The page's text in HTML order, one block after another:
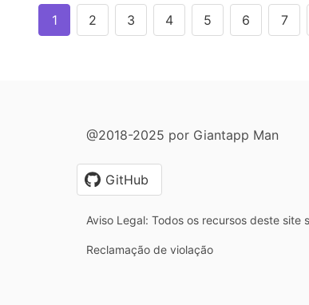
1 2 3 4 5 6 7
@2018-2025 por Giantapp Man
GitHub
Aviso Legal: Todos os recursos deste site
Reclamação de violação